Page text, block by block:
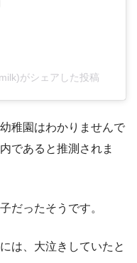
がシェアした投稿
稚園はわかりませんで
であると推測されま
だったそうです。
は、大泣きしていたと